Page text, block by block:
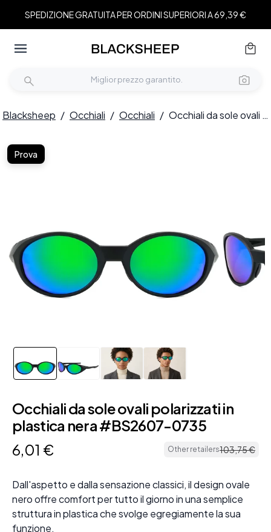
SPEDIZIONE GRATUITA PER ORDINI SUPERIORI A 69,39 €
Blacksheep / Occhiali / Occhiali / Occhiali da sole ovali polarizzati in plastica nera #BS2607-0735
Prova
Occhiali da sole ovali polarizzati in
plastica nera #BS2607-0735
6,01 € Other retailers103,75€
Dall'aspetto e dalla sensazione classici, il design ovale
nero offre comfort per tutto il giorno in una semplice
struttura in plastica che svolge egregiamente la sua
funzione.